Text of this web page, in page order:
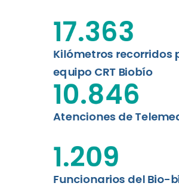
Leer más
Kilómetros recorridos
equipo CRT Biobío
17.363
Atenciones de
10.846
Funcionarios del Bio-
1.209